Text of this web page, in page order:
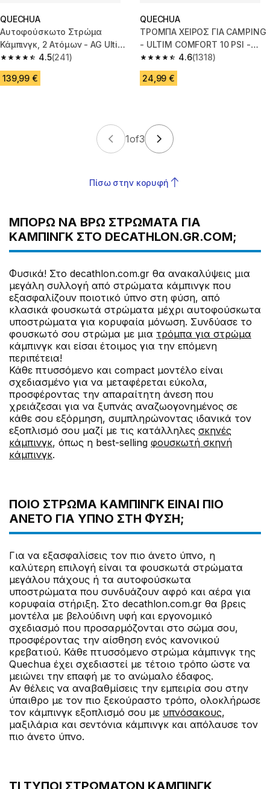
QUECHUA
Αυτοφούσκωτο Στρώμα
Κάμπινγκ, 2 Ατόμων - AG Ultim
Comfort, 200 x 115 cm
4.5
4.5 out of 5 stars from 241 reviews
(241)
139,99 €
QUECHUA
ΤΡΟΜΠΑ ΧΕΙΡΟΣ ΓΙΑ CAMPING
- ULTIM COMFORT 10 PSI -
ΣΥΝΙΣΤΑΤΑΙ ΓΙΑ ΦΟΥΣΚΩΤΗ
ΣΚΗΝΗ
4.6
4.6 out of 5 stars from 1318
(1318)
24,99 €
1of3
Πίσω στην κορυφή
ΜΠΟΡΏ ΝΑ ΒΡΩ ΣΤΡΏΜΑΤΑ ΓΙΑ
ΚΆΜΠΙΝΓΚ ΣΤΟ DECATHLON.GR.COM;
Φυσικά! Στο decathlon.com.gr θα ανακαλύψεις μια
μεγάλη συλλογή από στρώματα κάμπινγκ που
εξασφαλίζουν ποιοτικό ύπνο στη φύση, από
κλασικά φουσκωτά στρώματα μέχρι αυτοφούσκωτα
υποστρώματα για κορυφαία μόνωση. Συνδύασε το
φουσκωτό σου στρώμα με μια τρόμπα για στρώμα
κάμπινγκ και είσαι έτοιμος για την επόμενη
περιπέτεια!
Κάθε πτυσσόμενο και compact μοντέλο είναι
σχεδιασμένο για να μεταφέρεται εύκολα,
προσφέροντας την απαραίτητη άνεση που
χρειάζεσαι για να ξυπνάς αναζωογονημένος σε
κάθε σου εξόρμηση, συμπληρώνοντας ιδανικά τον
εξοπλισμό σου μαζί με τις κατάλληλες σκηνές
κάμπινγκ, όπως η best-selling φουσκωτή σκηνή
κάμπινγκ.
ΠΟΙΟ ΣΤΡΏΜΑ ΚΆΜΠΙΝΓΚ ΕΊΝΑΙ ΠΙΟ
ΆΝΕΤΟ ΓΙΑ ΎΠΝΟ ΣΤΗ ΦΎΣΗ;
Για να εξασφαλίσεις τον πιο άνετο ύπνο, η
καλύτερη επιλογή είναι τα φουσκωτά στρώματα
μεγάλου πάχους ή τα αυτοφούσκωτα
υποστρώματα που συνδυάζουν αφρό και αέρα για
κορυφαία στήριξη. Στο decathlon.com.gr θα βρεις
μοντέλα με βελούδινη υφή και εργονομικό
σχεδιασμό που προσαρμόζονται στο σώμα σου,
προσφέροντας την αίσθηση ενός κανονικού
κρεβατιού. Κάθε πτυσσόμενο στρώμα κάμπινγκ της
Quechua έχει σχεδιαστεί με τέτοιο τρόπο ώστε να
μειώνει την επαφή με το ανώμαλο έδαφος.
Αν θέλεις να αναβαθμίσεις την εμπειρία σου στην
ύπαιθρο με τον πιο ξεκούραστο τρόπο, ολοκλήρωσε
τον κάμπινγκ εξοπλισμό σου με υπνόσακους,
μαξιλάρια και σεντόνια κάμπινγκ και απόλαυσε τον
πιο άνετο ύπνο.
ΤΙ ΤΎΠΟΙ ΣΤΡΩΜΆΤΩΝ ΚΆΜΠΙΝΓΚ